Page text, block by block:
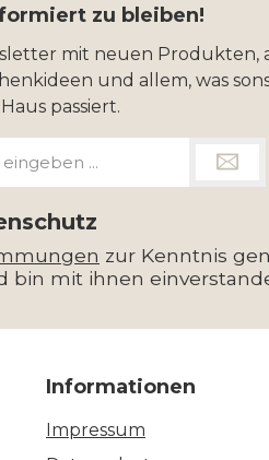
zu bleiben!
mit neuen Produkten,
und allem, was
passiert.
zur Kenntnis
bin mit ihnen
Informationen
Impressum